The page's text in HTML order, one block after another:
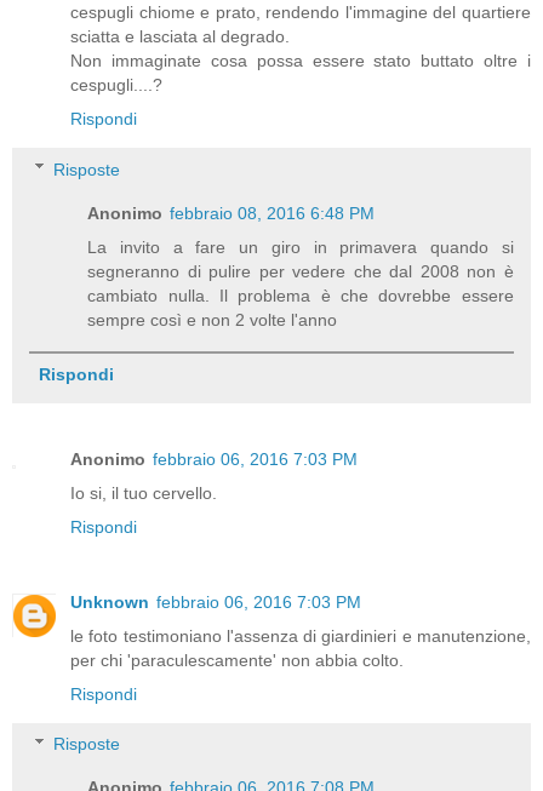
cespugli chiome e prato, rendendo l'immagine del quartiere
sciatta e lasciata al degrado.
Non immaginate cosa possa essere stato buttato oltre i
cespugli....?
Rispondi
Risposte
Anonimo febbraio 08, 2016 6:48 PM
La invito a fare un giro in primavera quando si
segneranno di pulire per vedere che dal 2008 non è
cambiato nulla. Il problema è che dovrebbe essere
sempre così e non 2 volte l'anno
Rispondi
Anonimo febbraio 06, 2016 7:03 PM
Io si, il tuo cervello.
Rispondi
Unknown febbraio 06, 2016 7:03 PM
le foto testimoniano l'assenza di giardinieri e manutenzione,
per chi 'paraculescamente' non abbia colto.
Rispondi
Risposte